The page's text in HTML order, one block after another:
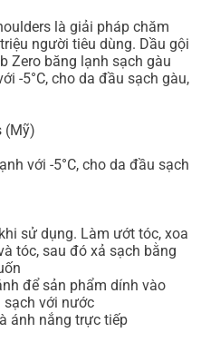
là giải pháp chăm
người tiêu dùng. Dầu gội
Zero băng lạnh sạch gàu
-5°C, cho da đầu sạch gàu,
(Mỹ)
với -5°C, cho da đầu sạch
sử dụng. Làm ướt tóc, xoa
tóc, sau đó xả sạch bằng
để sản phẩm dính vào
sạch với nước
ánh nắng trực tiếp